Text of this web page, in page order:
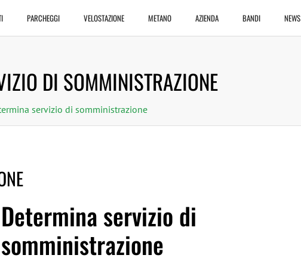
PARCHEGGI VELOSTAZIONE METANO AZIENDA BANDI NEWS
DI SOMMINISTRAZIONE
servizio di somministrazione
Determina servizio di
somministrazione